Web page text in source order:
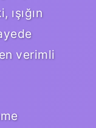
verimli